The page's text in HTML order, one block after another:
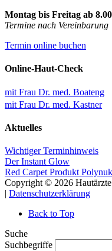
Montag bis Freitag ab
Termine nach Vereinbarung
Termin online buchen
Online-Haut-Check
mit Frau Dr. med. Boateng
mit Frau Dr. med. Kastner
Aktuelles
Wichtiger Terminhinweis
Der Instant Glow
Red Carpet Produkt
Copyright © 2026
| Datenschutzerklärung
Back to Top
Suche
Suchbegriffe